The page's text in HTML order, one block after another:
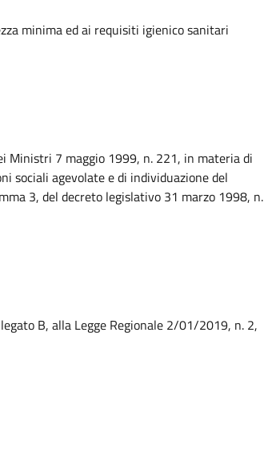
minima ed ai requisiti igienico sanitari
Ministri 7 maggio 1999, n. 221, in materia di
sociali agevolate e di individuazione del
3, del decreto legislativo 31 marzo 1998, n.
B, alla Legge Regionale 2/01/2019, n. 2,